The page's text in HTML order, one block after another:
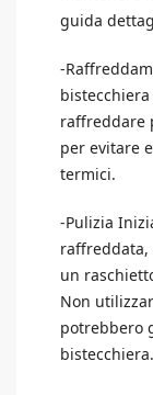
guida
-
raffreddare
per evitare
termici.
-Pulizia
raffreddata,
un
Non
potrebbero
bistecchiera.